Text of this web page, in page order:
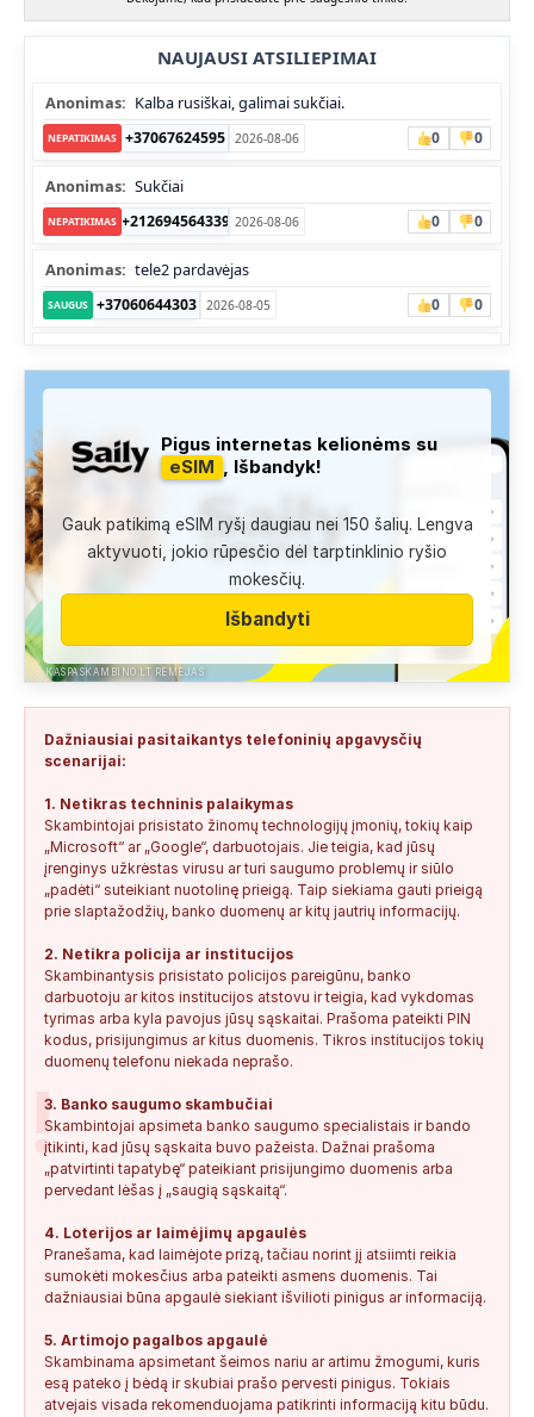
NAUJAUSI ATSILIEPIMAI
Anonimas: Kalba rusiškai, galimai sukčiai.
NEPATIKIMAS +37067624595 2026-08-06 0 0
Anonimas: Sukčiai
NEPATIKIMAS +212694564339 2026-08-06 0 0
Anonimas: tele2 pardavėjas
SAUGUS +37060644303 2026-08-05 0 0
NEPATIKIMAS +37052041945 2026-08-05 0 0
Administracija: Užfiksuota, kad apie šį numerį buvo rašoma
daug teigiamų komentarų...
Anonimas:
Labai gera pagalbininke, konsultavausi ne karta
del teises mokslu
SAUGUS +37060763626 2026-08-04 2
Anonimas: Paskambino kažkokia [vardas paslėptas] ir siūlo
susipažint. Skamba kaip dirbtinio...
Jonas: Vivus.lt
Anonimas: Gauta SMS žinutė: " Moters neturi?
NEPATIKIMAS +37060388940 2026-08-02 0
Keista: Sukčių stacionaraus telefono numeris tiesiog Vilniaus
+37052041945 2026-08-01
KASPASKAMBINO.LT RĖMĖJAS
Pigus internetas kelionėms su
eSIM , Išbandyk!
Gauk patikimą eSIM ryšį daugiau nei 150 šalių. Lengva
aktyvuoti, jokio rūpesčio dėl tarptinklinio ryšio
mokesčių.
Išbandyti
!
Dažniausiai pasitaikantys telefoninių apgavysčių
scenarijai:
1. Netikras techninis palaikymas
Skambintojai prisistato žinomų technologijų įmonių, tokių kaip
„Microsoft“ ar „Google“, darbuotojais. Jie teigia, kad jūsų
įrenginys užkrėstas virusu ar turi saugumo problemų ir siūlo
„padėti“ suteikiant nuotolinę prieigą. Taip siekiama gauti prieigą
prie slaptažodžių, banko duomenų ar kitų jautrių informacijų.
2. Netikra policija ar institucijos
Skambinantysis prisistato policijos pareigūnu, banko
darbuotoju ar kitos institucijos atstovu ir teigia, kad vykdomas
tyrimas arba kyla pavojus jūsų sąskaitai. Prašoma pateikti PIN
kodus, prisijungimus ar kitus duomenis. Tikros institucijos tokių
duomenų telefonu niekada neprašo.
3. Banko saugumo skambučiai
Skambintojai apsimeta banko saugumo specialistais ir bando
įtikinti, kad jūsų sąskaita buvo pažeista. Dažnai prašoma
„patvirtinti tapatybę“ pateikiant prisijungimo duomenis arba
pervedant lėšas į „saugią sąskaitą“.
4. Loterijos ar laimėjimų apgaulės
Pranešama, kad laimėjote prizą, tačiau norint jį atsiimti reikia
sumokėti mokesčius arba pateikti asmens duomenis. Tai
dažniausiai būna apgaulė siekiant išvilioti pinigus ar informaciją.
5. Artimojo pagalbos apgaulė
Skambinama apsimetant šeimos nariu ar artimu žmogumi, kuris
esą pateko į bėdą ir skubiai prašo pervesti pinigus. Tokiais
atvejais visada rekomenduojama patikrinti informaciją kitu būdu.